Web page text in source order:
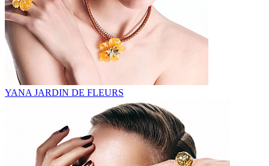
YANA JARDIN DE FLEURS